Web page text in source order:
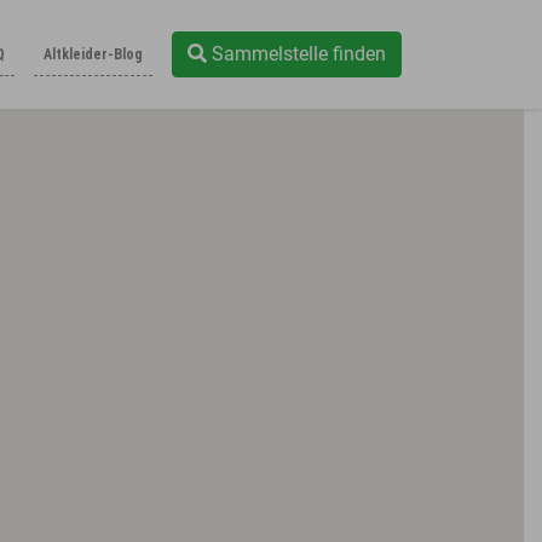
Altkleider-Blog Sammelstelle finden